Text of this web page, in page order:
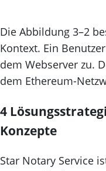
Die Abbildung 3–2
Kontext. Ein
dem Webserver zu.
dem Ethereum-
4
Konzepte
Star Notary Service